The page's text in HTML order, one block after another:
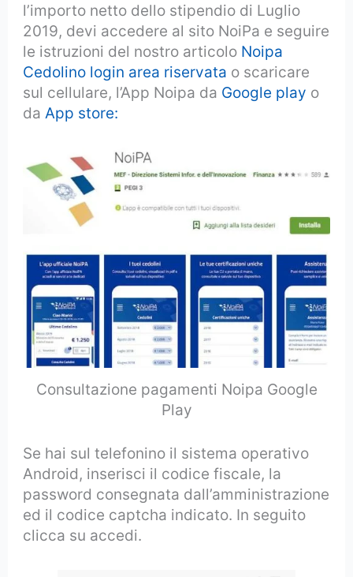
l’importo netto dello stipendio di Luglio
2019, devi accedere al sito NoiPa e seguire
le istruzioni del nostro articolo Noipa
Cedolino login area riservata o scaricare
sul cellulare, l’App Noipa da Google play o
daApp store:
Consultazione pagamenti Noipa Google
Play
Se hai sul telefonino il sistema operativo
Android, inserisci il codice fiscale, la
password consegnata dall’amministrazione
ed il codice captcha indicato. In seguito
clicca su accedi.